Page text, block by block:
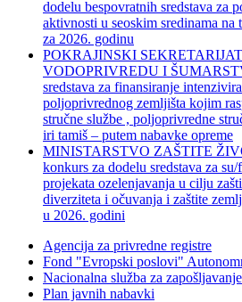
dodelu bespovratnih sredstava za
aktivnosti u seoskim sredinama
za 2026. godinu
POKRAJINSKI
VODOPRIVREDU I
sredstava za finansiranje
poljoprivrednog zemljišta kojim
stručne službe , poljoprivredne
iri tamiš ‒ putem nabavke opreme
MINISTARSTVO ZAŠTITE
konkurs za dodelu sredstava za
projekata ozelenjavanja u cilju
diverziteta i očuvanja i zaštite
u 2026. godini
Agencija za privredne registre
Fond "Evropski poslovi"
Nacionalna služba za zapošljavanje
Plan javnih nabavki